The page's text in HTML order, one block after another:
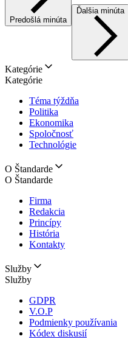
Predošlá minúta
Ďalšia minúta
Kategórie
Kategórie
Téma týždňa
Politika
Ekonomika
Spoločnosť
Technológie
O Štandarde
O Štandarde
Firma
Redakcia
Princípy
História
Kontakty
Služby
Služby
GDPR
V.O.P
Podmienky používania
Kódex diskusií